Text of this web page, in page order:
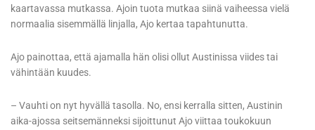
kaartavassa mutkassa. Ajoin tuota mutkaa siinä vaiheessa vielä
normaalia sisemmällä linjalla, Ajo kertaa tapahtunutta.
Ajo painottaa, että ajamalla hän olisi ollut Austinissa viides tai
vähintään kuudes.
– Vauhti on nyt hyvällä tasolla. No, ensi kerralla sitten, Austinin
aika-ajossa seitsemänneksi sijoittunut Ajo viittaa toukokuun